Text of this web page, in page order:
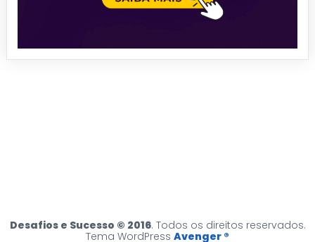
Desafios e Sucesso © 2016. Todos os direitos reservados.
Tema WordPress Avenger ®